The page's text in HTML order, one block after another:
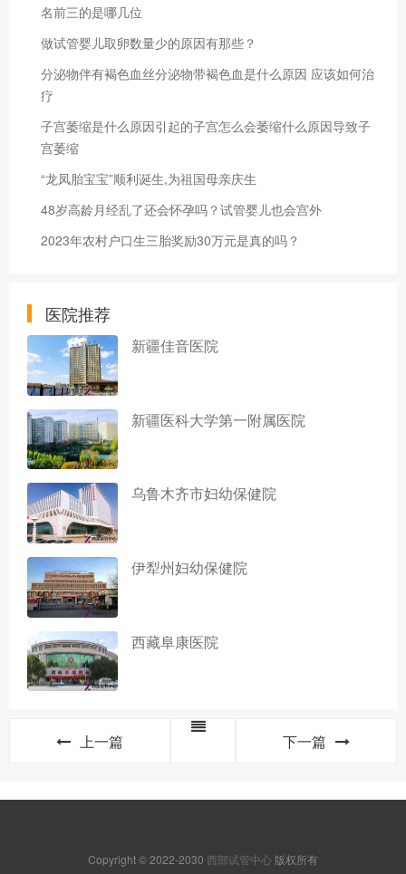
名前三的是哪几位
做试管婴儿取卵数量少的原因有那些？
分泌物伴有褐色血丝分泌物带褐色血是什么原因 应该如何治
疗
子宫萎缩是什么原因引起的子宫怎么会萎缩什么原因导致子
宫萎缩
“龙凤胎宝宝”顺利诞生,为祖国母亲庆生
48岁高龄月经乱了还会怀孕吗？试管婴儿也会宫外
2023年农村户口生三胎奖励30万元是真的吗？
医院推荐
新疆佳音医院
新疆医科大学第一附属医院
乌鲁木齐市妇幼保健院
伊犁州妇幼保健院
西藏阜康医院
上一篇 下一篇
Copyright © 2022-2030 西部试管中心 版权所有